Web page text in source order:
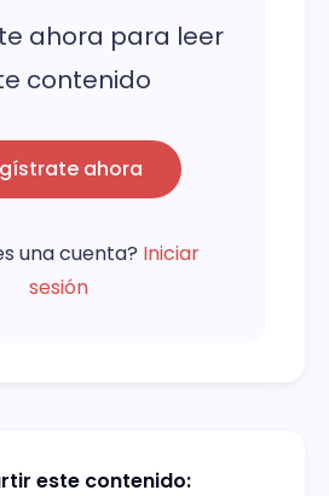
ahora para leer
contenido
ahora
una cuenta? Iniciar
sesión
este contenido: